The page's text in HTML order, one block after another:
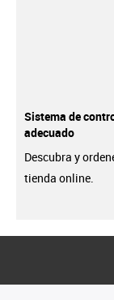
Sistema de
adecuado
Descubra y
tienda online.